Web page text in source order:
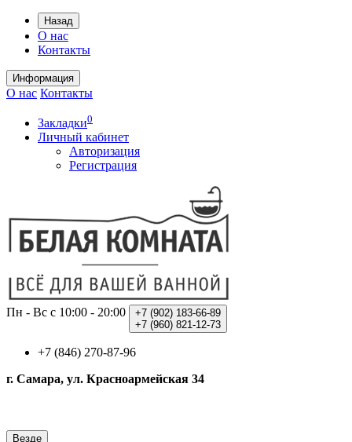
Назад
О нас
Контакты
Информация
О нас Контакты
Закладки0
Личный кабинет
Авторизация
Регистрация
Пн - Вс с 10:00 - 20:00 +7 (902) 183-66-89
+7 (960) 821-12-73
+7 (846) 270-87-96
г. Самара, ул. Красноармейская 34
Везде